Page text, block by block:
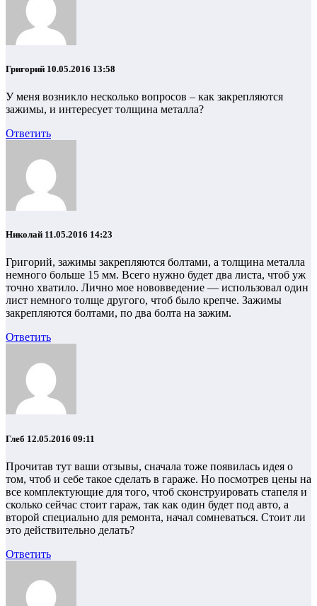
Григорий 10.05.2016 13:58
У меня возникло несколько вопросов – как закрепляются
зажимы, и интересует толщина металла?
Ответить
Николай 11.05.2016 14:23
Григорий, зажимы закрепляются болтами, а толщина металла
немного больше 15 мм. Всего нужно будет два листа, чтоб уж
точно хватило. Лично мое нововведение — использовал один
лист немного толще другого, чтоб было крепче. Зажимы
закрепляются болтами, по два болта на зажим.
Ответить
Глеб 12.05.2016 09:11
Прочитав тут ваши отзывы, сначала тоже появилась идея о
том, чтоб и себе такое сделать в гараже. Но посмотрев цены на
все комплектующие для того, чтоб сконструировать стапеля и
сколько сейчас стоит гараж, так как один будет под авто, а
второй специально для ремонта, начал сомневаться. Стоит ли
это действительно делать?
Ответить